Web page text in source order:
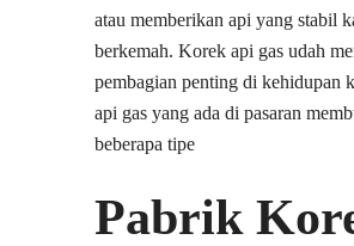
atau memberikan api yang stabil
berkemah. Korek api gas udah
pembagian penting di kehidupan
api gas yang ada di pasaran
beberapa tipe
Pabrik